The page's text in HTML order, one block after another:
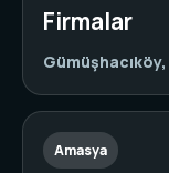
Firmalar
Amasya